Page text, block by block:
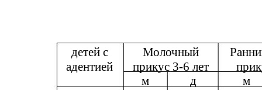
детей с
адентией
Молочный
прикус 3-6 лет
м
д
м